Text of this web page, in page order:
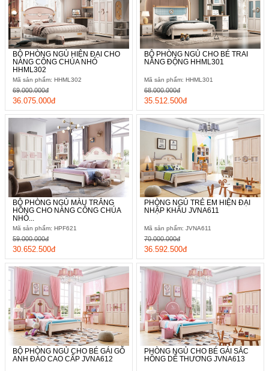
BỘ PHÒNG NGỦ HIỆN ĐẠI CHO
NÀNG CÔNG CHÚA NHỎ
HHML302
Mã sản phẩm: HHML302
36.075.000đ
69.000.000đ
BỘ PHÒNG NGỦ CHO BÉ TRAI
NĂNG ĐỘNG HHML301
Mã sản phẩm: HHML301
35.512.500đ
68.000.000đ
BỘ PHÒNG NGỦ MÀU TRẮNG
HỒNG CHO NÀNG CÔNG CHÚA
NHỎ...
Mã sản phẩm: HPF621
30.652.500đ
59.000.000đ
PHÒNG NGỦ TRẺ EM HIỆN ĐẠI
NHẬP KHẨU JVNA611
Mã sản phẩm: JVNA611
36.592.500đ
70.000.000đ
BỘ PHÒNG NGỦ CHO BÉ GÁI GỖ
ANH ĐÀO CAO CẤP JVNA612
PHÒNG NGỦ CHO BÉ GÁI SẮC
HỒNG DỄ THƯƠNG JVNA613